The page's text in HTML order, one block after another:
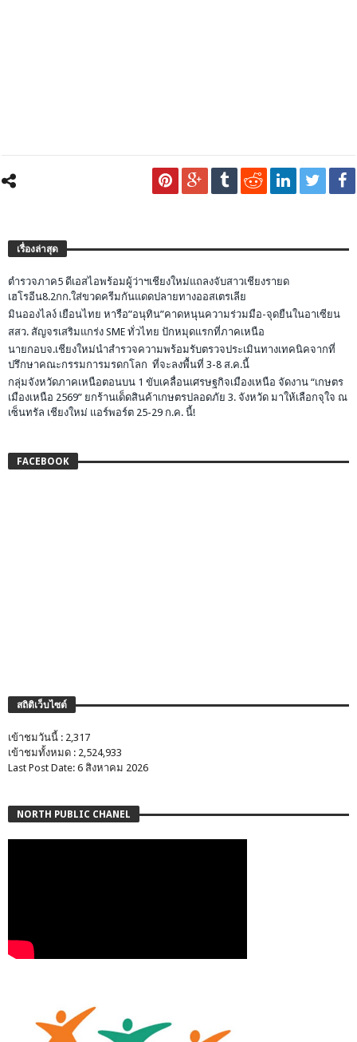
เรื่องล่าสุด
ตำรวจภาค5 ดีเอสไอพร้อมผู้ว่าฯเชียงใหม่แถลงจับสาวเชียงรายด
เฮโรอีน8.2กก.ใส่ขวดครีมกันแดดปลายทางออสเตรเลีย
มินอองไลง์ เยือนไทย หารือ”อนุทิน”คาดหนุนความร่วมมือ-จุดยืนในอาเซียน
สสว. สัญจรเสริมแกร่ง SME ทั่วไทย ปักหมุดแรกที่ภาคเหนือ
นายกอบจ.เชียงใหม่นำสำรวจความพร้อมรับตรวจประเมินทางเทคนิคจากที่
ปรึกษาคณะกรรมการมรดกโลก ที่จะลงพื้นที่ 3-8 ส.ค.นี้
กลุ่มจังหวัดภาคเหนือตอนบน 1 ขับเคลื่อนเศรษฐกิจเมืองเหนือ จัดงาน “เกษตร
เมืองเหนือ 2569” ยกร้านเด็ดสินค้าเกษตรปลอดภัย 3. จังหวัด มาให้เลือกจุใจ ณ
เซ็นทรัล เชียงใหม่ แอร์พอร์ต 25-29 ก.ค. นี้!
FACEBOOK
สถิติเว็บไซต์
เข้าชมวันนี้ : 2,317
เข้าชมทั้งหมด : 2,524,933
Last Post Date: 6 สิงหาคม 2026
NORTH PUBLIC CHANEL